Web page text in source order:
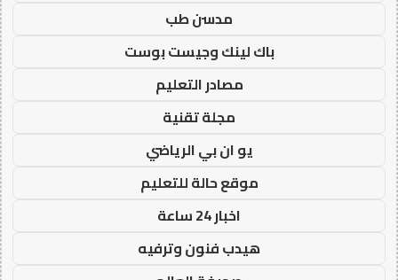
مدسن طب
باك لينك وجيست بوست
مصادر التعليم
مجلة تقنية
يو ان بي الرياضي
موقع حالة للتعليم
اخبار 24 ساعة
هيدب فنون وترفيه